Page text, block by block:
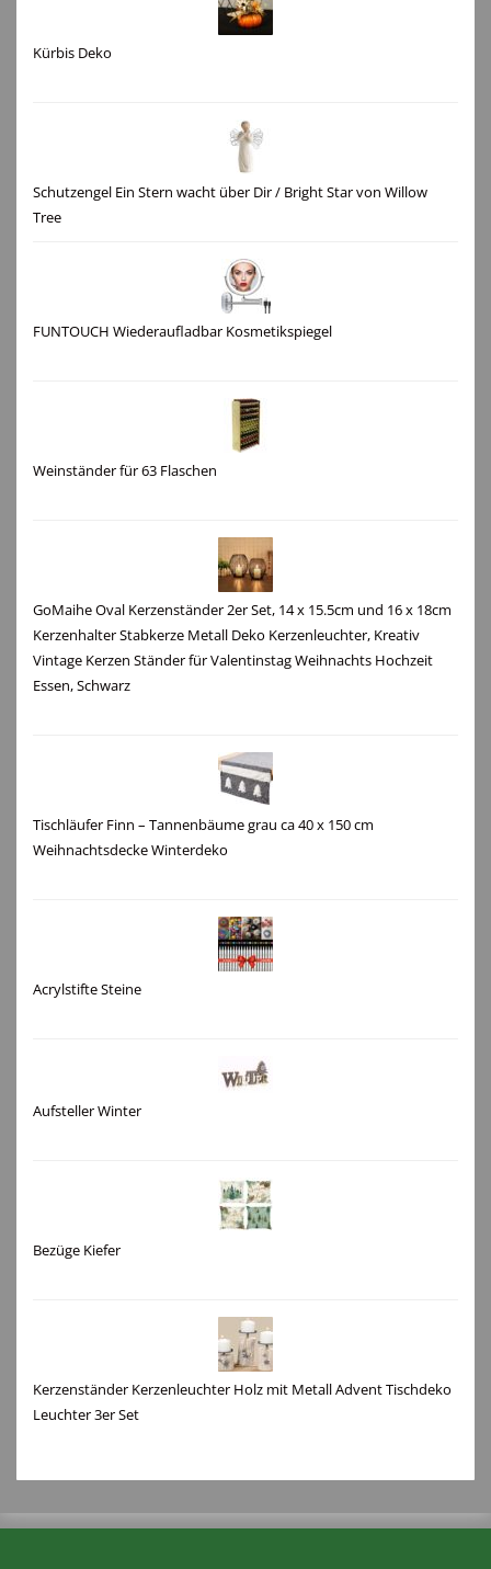
Kürbis Deko
Schutzengel Ein Stern wacht über Dir / Bright Star von Willow
Tree
FUNTOUCH Wiederaufladbar Kosmetikspiegel
Weinständer für 63 Flaschen
GoMaihe Oval Kerzenständer 2er Set, 14 x 15.5cm und 16 x 18cm
Kerzenhalter Stabkerze Metall Deko Kerzenleuchter, Kreativ
Vintage Kerzen Ständer für Valentinstag Weihnachts Hochzeit
Essen, Schwarz
Tischläufer Finn – Tannenbäume grau ca 40 x 150 cm
Weihnachtsdecke Winterdeko
Acrylstifte Steine
Aufsteller Winter
Bezüge Kiefer
Kerzenständer Kerzenleuchter Holz mit Metall Advent Tischdeko
Leuchter 3er Set